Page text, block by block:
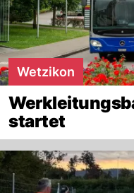
Wetzikon
startet